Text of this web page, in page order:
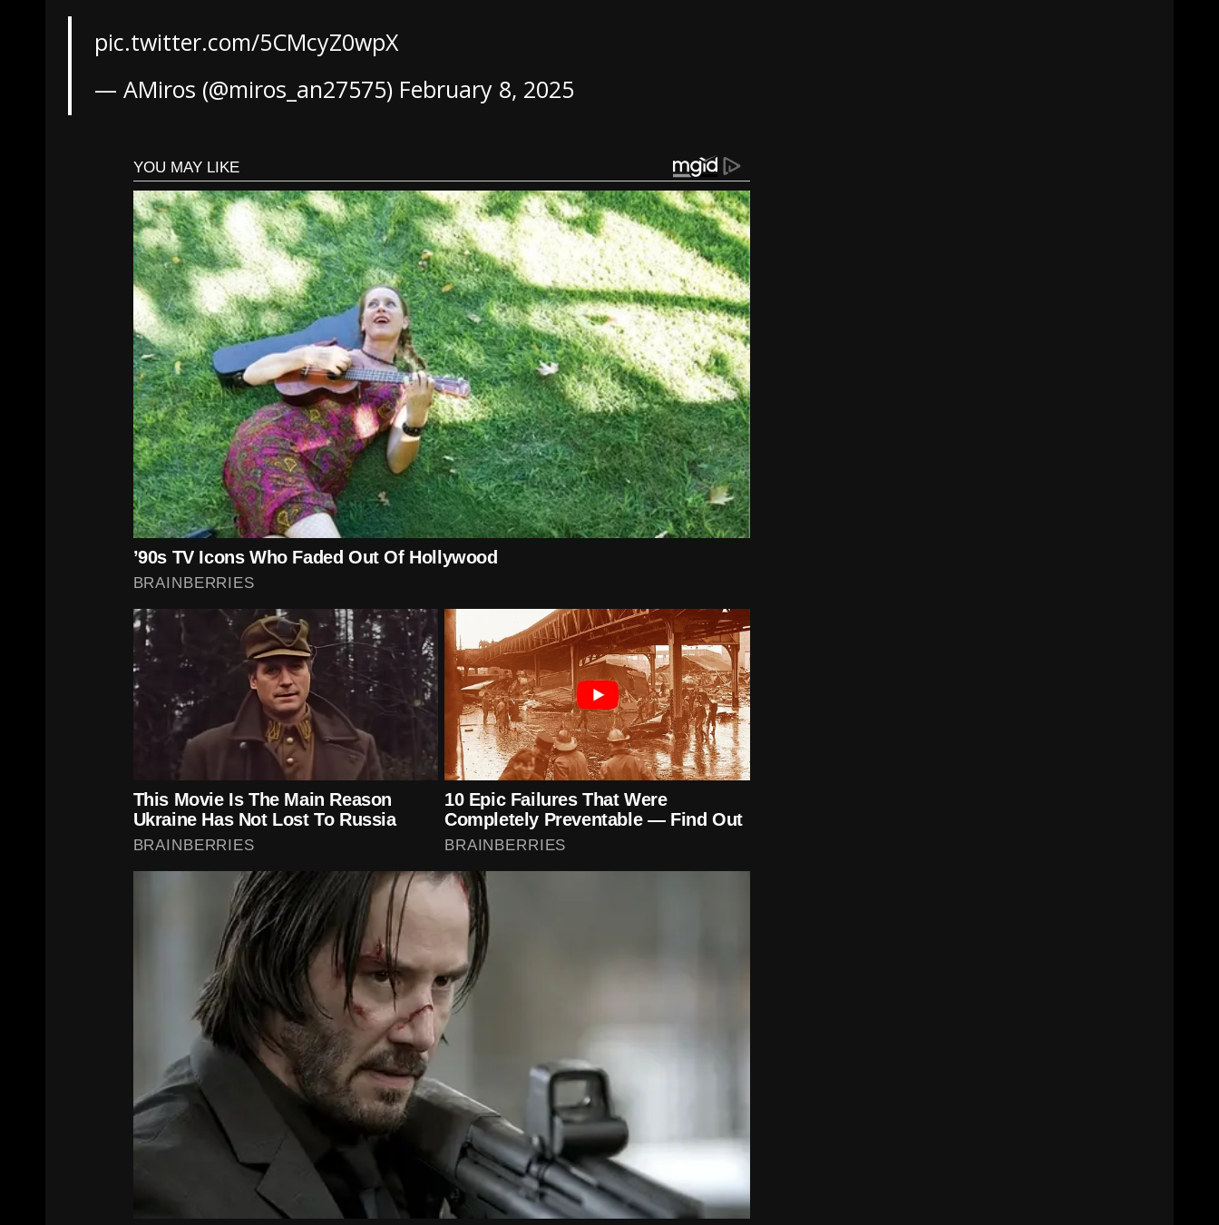
pic.twitter.com/5CMcyZ0wpX
— AMiros (@miros_an27575) February 8, 2025